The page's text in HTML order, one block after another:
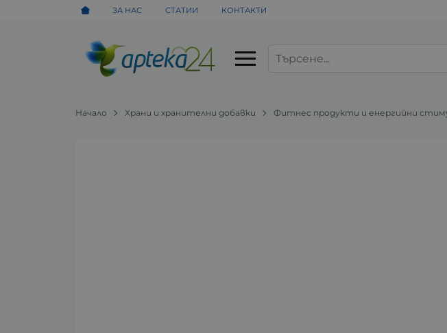
ЗА НАС СТАТИИ КОНТАКТИ
Начало Храни и хранителни добавки Фитнес продукти и енергийни